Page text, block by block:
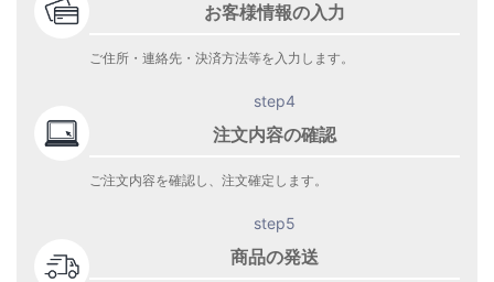
お客様情報の入力
ご住所・連絡先・決済方法等を入力します。
step4
注文内容の確認
ご注文内容を確認し、注文確定します。
step5
商品の発送